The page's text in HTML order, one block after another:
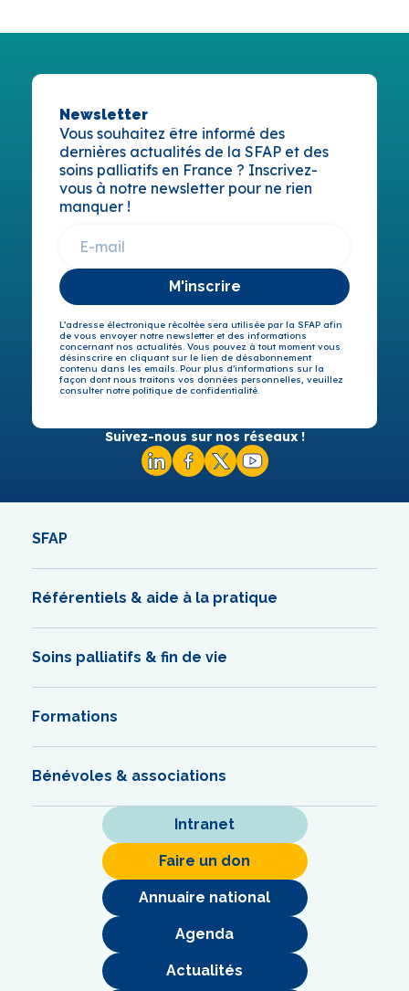
Newsletter
Vous souhaitez être informé des
dernières actualités de la SFAP et des
soins palliatifs en France ? Inscrivez-
vous à notre newsletter pour ne rien
manquer !
M'inscrire
L’adresse électronique récoltée sera utilisée par la SFAP afin
de vous envoyer notre newsletter et des informations
concernant nos actualités. Vous pouvez à tout moment vous
désinscrire en cliquant sur le lien de désabonnement
contenu dans les emails. Pour plus d’informations sur la
façon dont nous traitons vos données personnelles, veuillez
consulter notre politique de confidentialité.
Suivez-nous sur nos réseaux !
SFAP
Référentiels & aide à la pratique
Soins palliatifs & fin de vie
Formations
Bénévoles & associations
Intranet
Faire un don
Annuaire national
Agenda
Actualités